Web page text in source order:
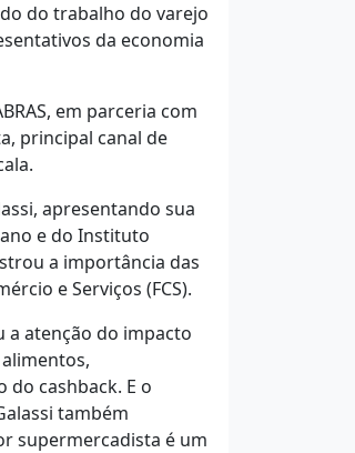
do trabalho do varejo
da economia
em parceria com
principal canal de
apresentando sua
e do Instituto
a importância das
e Serviços (FCS).
a atenção do impacto
cashback. E o
também
supermercadista é um